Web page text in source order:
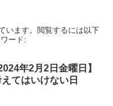
います。閲覧するには以下
ード:
年2月2日金曜日】
てはいけない日